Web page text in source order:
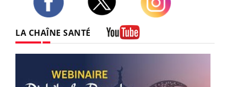
LA CHAÎNE SANTÉ